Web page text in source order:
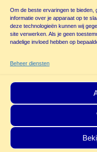
Om de beste ervaringen te bieden,
informatie over je apparaat op te
deze technologieën kunnen wij
site verwerken. Als je geen
nadelige invloed hebben op
Beheer diensten
M 06 20 26 94 61
info@
© Copyright - Poppentheater
reCAPTCHA and the Google